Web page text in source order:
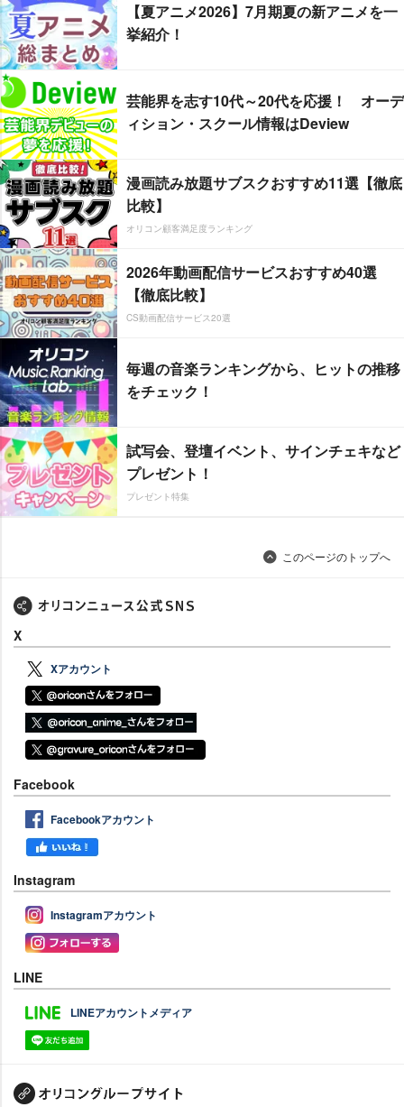
【夏アニメ2026】7月期夏の新アニメを一
挙紹介！
芸能界を志す10代～20代を応援！ オーデ
ィション・スクール情報はDeview
漫画読み放題サブスクおすすめ11選【徹底
比較】
オリコン顧客満足度ランキング
2026年動画配信サービスおすすめ40選
【徹底比較】
CS動画配信サービス20選
毎週の音楽ランキングから、ヒットの推移
をチェック！
試写会、登壇イベント、サインチェキなど
プレゼント！
プレゼント特集
このページのトップへ
X
Xアカウント
Facebook
Facebookアカウント
Instagram
Instagramアカウント
LINE
LINEアカウントメディア